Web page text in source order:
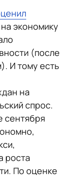
экономику
(после
И тому есть
на
спрос.
сентября
роста
По оценке